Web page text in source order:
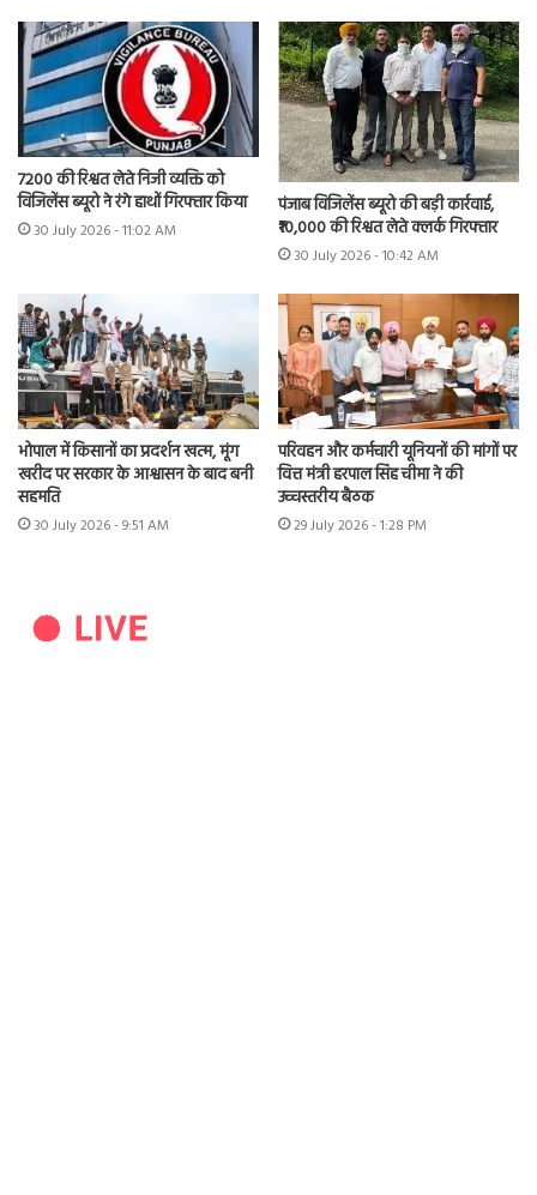
7200 की रिश्वत लेते निजी व्यक्ति को
विजिलेंस ब्यूरो ने रंगे हाथों गिरफ्तार किया
30 July 2026 - 11:02 AM
पंजाब विजिलेंस ब्यूरो की बड़ी कार्रवाई,
₹10,000 की रिश्वत लेते क्लर्क गिरफ्तार
30 July 2026 - 10:42 AM
भोपाल में किसानों का प्रदर्शन खत्म, मूंग
खरीद पर सरकार के आश्वासन के बाद बनी
सहमति
30 July 2026 - 9:51 AM
परिवहन और कर्मचारी यूनियनों की मांगों पर
वित्त मंत्री हरपाल सिंह चीमा ने की
उच्चस्तरीय बैठक
29 July 2026 - 1:28 PM